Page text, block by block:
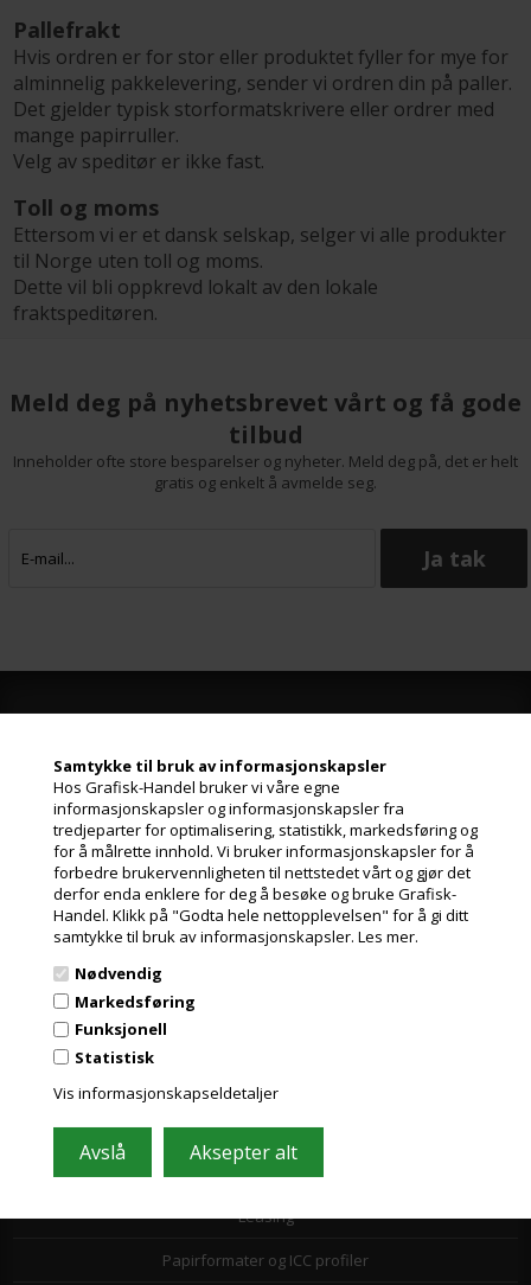
Samtykke til bruk av informasjonskapsler
Hos Grafisk-Handel bruker vi våre egne
informasjonskapsler og informasjonskapsler fra
tredjeparter for optimalisering, statistikk, markedsføring og
for å målrette innhold. Vi bruker informasjonskapsler for å
forbedre brukervennligheten til nettstedet vårt og gjør det
derfor enda enklere for deg å besøke og bruke Grafisk-
Handel. Klikk på "Godta hele nettopplevelsen" for å gi ditt
samtykke til bruk av informasjonskapsler. Les mer.
Nødvendig
Markedsføring
Funksjonell
Statistisk
Vis informasjonskapseldetaljer
Pallefrakt
Hvis ordren er for stor eller produktet fyller for mye for
alminnelig pakkelevering, sender vi ordren din på paller.
Det gjelder typisk storformatskrivere eller ordrer med
mange papirruller.
Velg av speditør er ikke fast.
Toll og moms
Ettersom vi er et dansk selskap, selger vi alle produkter
til Norge uten toll og moms.
Dette vil bli oppkrevd lokalt av den lokale
fraktspeditøren.
Meld deg på nyhetsbrevet vårt og få gode
tilbud
Inneholder ofte store besparelser og nyheter. Meld deg på, det er helt
gratis og enkelt å avmelde seg.
Kærgårdsvej 1, 2650 Hvidovre
Danmark
Tlf. +45 36 86 80 80
Email: shop@grafisk-handel.no
CVR: 27 39 12 14
Informasjon
Kundeservice
Toll- og avgiftsregler
Leasing
Papirformater og ICC profiler